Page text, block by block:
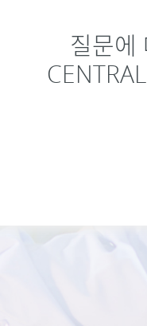
질문에